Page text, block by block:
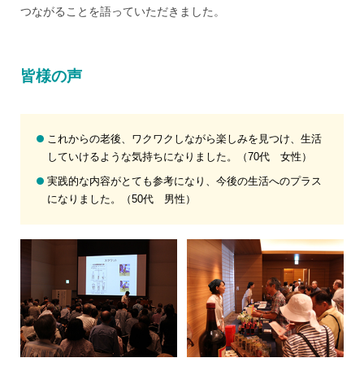
つながることを語っていただきました。
皆様の声
これからの老後、ワクワクしながら楽しみを見つけ、生活
していけるような気持ちになりました。（70代 女性）
実践的な内容がとても参考になり、今後の生活へのプラス
になりました。（50代 男性）